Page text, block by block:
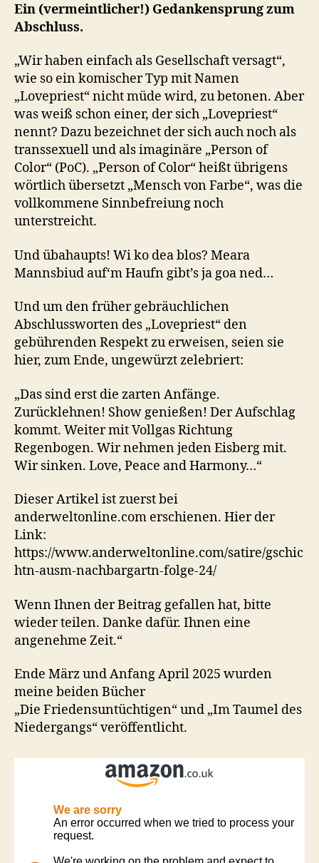
Ein (vermeintlicher!) Gedankensprung zum
Abschluss.
„Wir haben einfach als Gesellschaft versagt“,
wie so ein komischer Typ mit Namen
„Lovepriest“ nicht müde wird, zu betonen. Aber
was weiß schon einer, der sich „Lovepriest“
nennt? Dazu bezeichnet der sich auch noch als
transsexuell und als imaginäre „Person of
Color“ (PoC). „Person of Color“ heißt übrigens
wörtlich übersetzt „Mensch von Farbe“, was die
vollkommene Sinnbefreiung noch
unterstreicht.
Und übahaupts! Wi ko dea blos? Meara
Mannsbiud auf‘m Haufn gibt’s ja goa ned…
Und um den früher gebräuchlichen
Abschlussworten des „Lovepriest“ den
gebührenden Respekt zu erweisen, seien sie
hier, zum Ende, ungewürzt zelebriert:
„Das sind erst die zarten Anfänge.
Zurücklehnen! Show genießen! Der Aufschlag
kommt. Weiter mit Vollgas Richtung
Regenbogen. Wir nehmen jeden Eisberg mit.
Wir sinken. Love, Peace and Harmony…“
Dieser Artikel ist zuerst bei
anderweltonline.com erschienen. Hier der
Link:
https://www.anderweltonline.com/satire/gschic
htn-ausm-nachbargartn-folge-24/
Wenn Ihnen der Beitrag gefallen hat, bitte
wieder teilen. Danke dafür. Ihnen eine
angenehme Zeit.“
Ende März und Anfang April 2025 wurden
meine beiden Bücher
„Die Friedensuntüchtigen“ und „Im Taumel des
Niedergangs“ veröffentlicht.